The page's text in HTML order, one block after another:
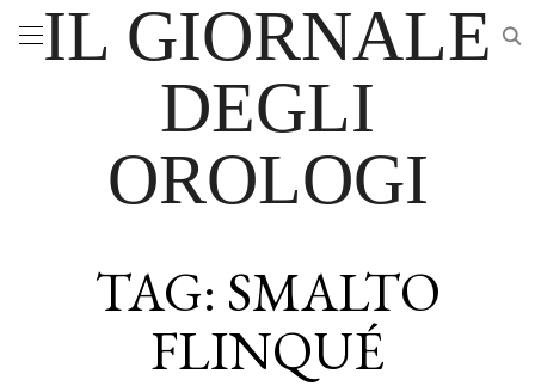
IL GIORNALE
DEGLI
OROLOGI
TAG: SMALTO
FLINQUÉ